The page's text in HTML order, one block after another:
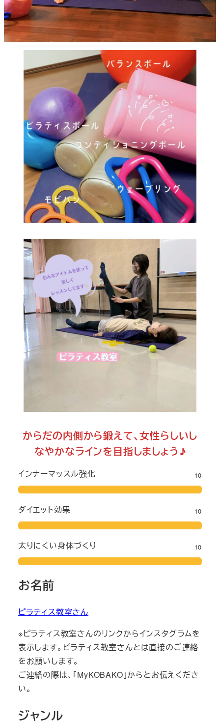
からだの内側から鍛えて、女性らしいし
なやかなラインを目指しましょう♪
インナーマッスル強化 10
ダイエット効果 10
太りにくい身体づくり 10
お名前
ピラティス教室さん
※ピラティス教室さんのリンクからインスタグラムを
表示します。ピラティス教室さんとは直接のご連絡
をお願いします。
ご連絡の際は、「MyKOBAKO」からとお伝えくださ
い。
ジャンル